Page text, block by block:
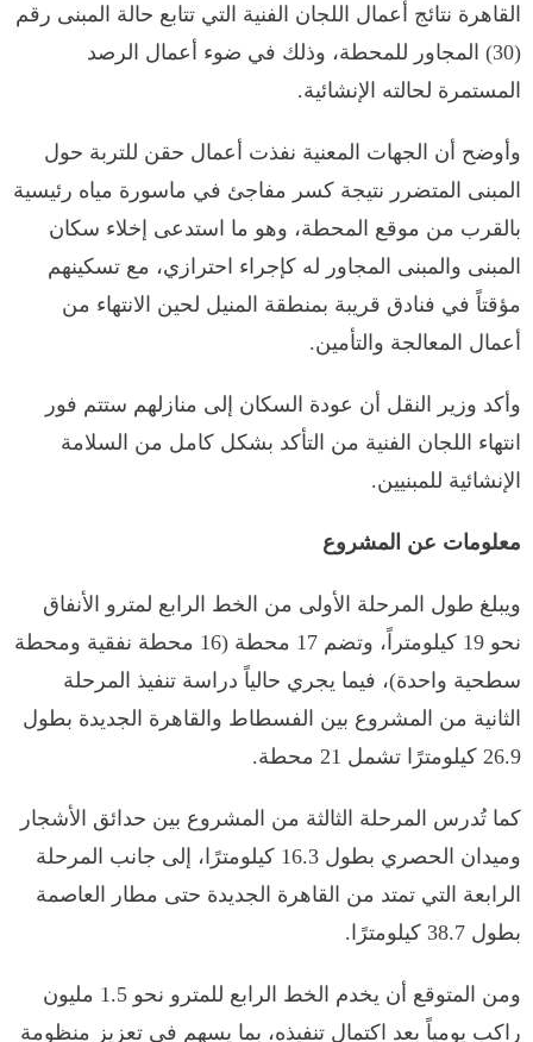
القاهرة نتائج أعمال اللجان الفنية التي تتابع حالة المبنى رقم
(30) المجاور للمحطة، وذلك في ضوء أعمال الرصد
المستمرة لحالته الإنشائية.
وأوضح أن الجهات المعنية نفذت أعمال حقن للتربة حول
المبنى المتضرر نتيجة كسر مفاجئ في ماسورة مياه رئيسية
بالقرب من موقع المحطة، وهو ما استدعى إخلاء سكان
المبنى والمبنى المجاور له كإجراء احترازي، مع تسكينهم
مؤقتاً في فنادق قريبة بمنطقة المنيل لحين الانتهاء من
أعمال المعالجة والتأمين.
وأكد وزير النقل أن عودة السكان إلى منازلهم ستتم فور
انتهاء اللجان الفنية من التأكد بشكل كامل من السلامة
الإنشائية للمبنيين.
معلومات عن المشروع
ويبلغ طول المرحلة الأولى من الخط الرابع لمترو الأنفاق
نحو 19 كيلومتراً، وتضم 17 محطة (16 محطة نفقية ومحطة
سطحية واحدة)، فيما يجري حالياً دراسة تنفيذ المرحلة
الثانية من المشروع بين الفسطاط والقاهرة الجديدة بطول
26.9 كيلومترًا تشمل 21 محطة.
كما تُدرس المرحلة الثالثة من المشروع بين حدائق الأشجار
وميدان الحصري بطول 16.3 كيلومترًا، إلى جانب المرحلة
الرابعة التي تمتد من القاهرة الجديدة حتى مطار العاصمة
بطول 38.7 كيلومترًا.
ومن المتوقع أن يخدم الخط الرابع للمترو نحو 1.5 مليون
راكب يومياً بعد اكتمال تنفيذه، بما يسهم في تعزيز منظومة